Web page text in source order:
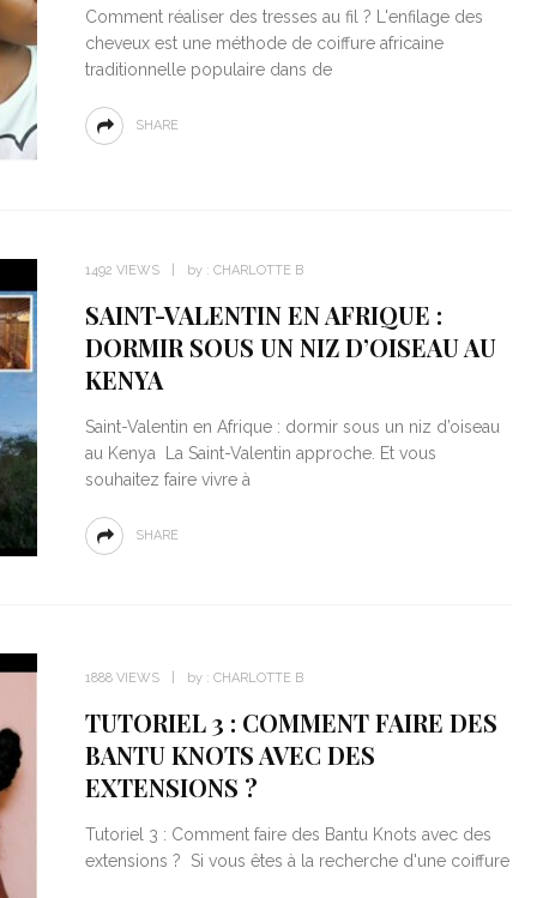
Comment réaliser des tresses au fil ? L'enfilage des
cheveux est une méthode de coiffure africaine
traditionnelle populaire dans de
SHARE
1492 VIEWS by : CHARLOTTE B
SAINT-VALENTIN EN AFRIQUE :
DORMIR SOUS UN NIZ D’OISEAU AU
KENYA
Saint-Valentin en Afrique : dormir sous un niz d’oiseau
au Kenya La Saint-Valentin approche. Et vous
souhaitez faire vivre à
SHARE
1888 VIEWS by : CHARLOTTE B
TUTORIEL 3 : COMMENT FAIRE DES
BANTU KNOTS AVEC DES
EXTENSIONS ?
Tutoriel 3 : Comment faire des Bantu Knots avec des
extensions ? Si vous êtes à la recherche d'une coiffure